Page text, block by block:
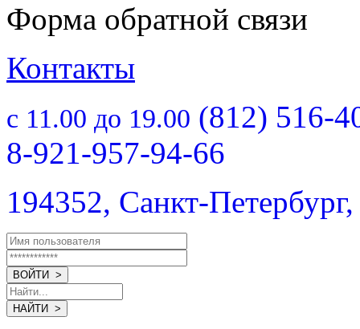
Форма обратной связи
Контакты
с 11.00 до 19.00 (812) 516-
8-921-957-94-66
194352, Санкт-